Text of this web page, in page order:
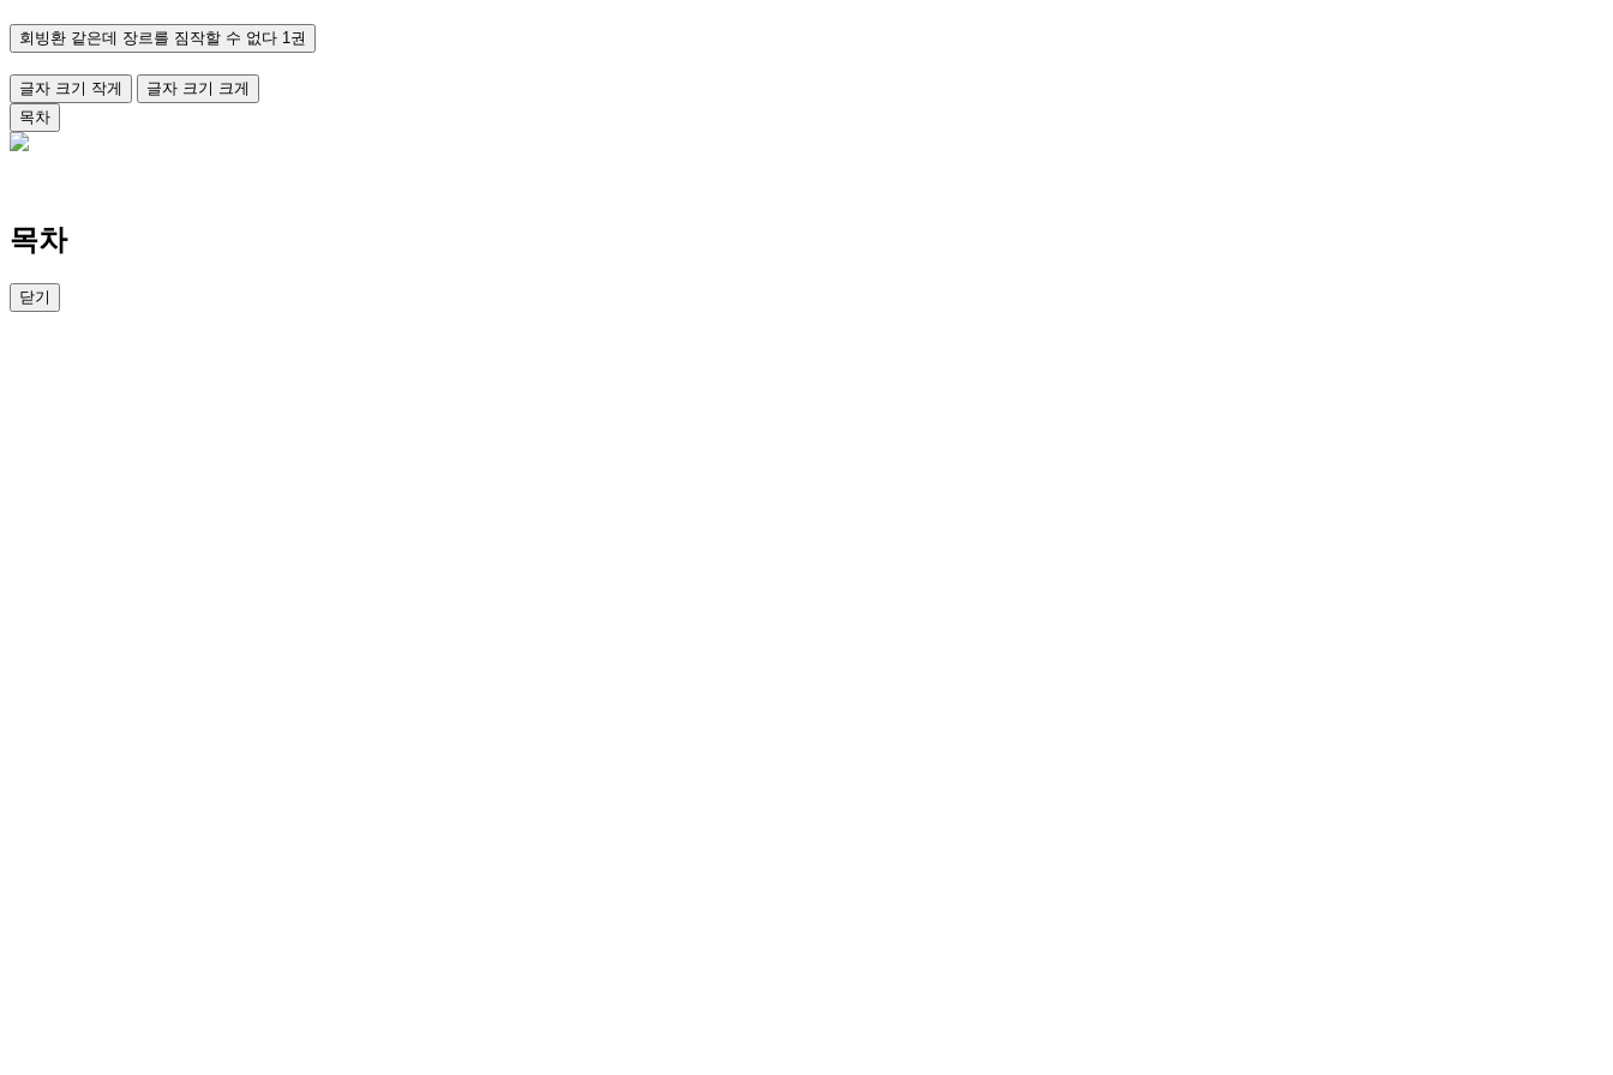
회빙환 같은데 장르를 짐작할 수 없다 1권
글자 크기 작게
글자 크기 크게
목차
목차
닫기